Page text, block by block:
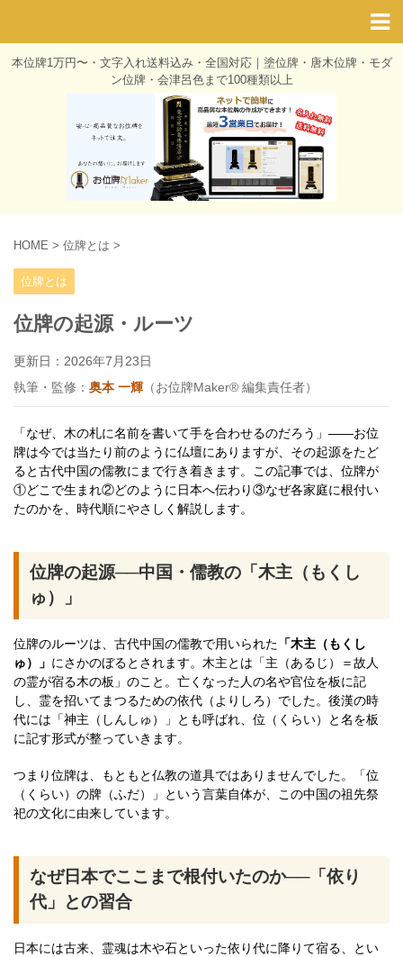
本位牌1万円〜・文字入れ送料込み・全国対応｜塗位牌・唐木位牌・モダ
ン位牌・会津呂色まで100種類以上
HOME > 位牌とは >
位牌とは
位牌の起源・ルーツ
更新日： 2026年7月23日
執筆・監修： 奥本 一輝 （お位牌Maker® 編集責任者）
「なぜ、木の札に名前を書いて手を合わせるのだろう」——お位
牌は今では当たり前のように仏壇にありますが、その起源をたど
ると古代中国の儒教にまで行き着きます。この記事では、位牌が
①どこで生まれ②どのように日本へ伝わり③なぜ各家庭に根付い
たのかを、時代順にやさしく解説します。
位牌の起源──中国・儒教の「木主（もくし
ゅ）」
位牌のルーツは、古代中国の儒教で用いられた 「木主（もくし
ゅ）」 にさかのぼるとされます。木主とは「主（あるじ）＝故人
の霊が宿る木の板」のこと。亡くなった人の名や官位を板に記
し、霊を招いてまつるための依代（よりしろ）でした。後漢の時
代には「神主（しんしゅ）」とも呼ばれ、位（くらい）と名を板
に記す形式が整っていきます。
つまり位牌は、もともと仏教の道具ではありませんでした。「位
（くらい）の牌（ふだ）」という言葉自体が、この中国の祖先祭
祀の文化に由来しています。
なぜ日本でここまで根付いたのか──「依り
代」との習合
日本には古来、霊魂は木や石といった依り代に降りて宿る、とい